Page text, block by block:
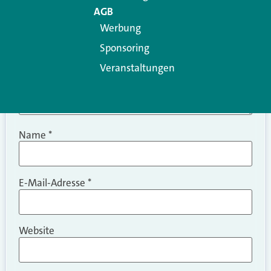
Name *
E-Mail-Adresse *
Website
AGB
Werbung
Sponsoring
Veranstaltungen